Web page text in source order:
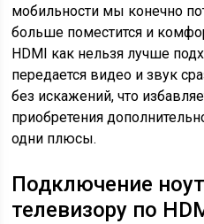
мобильности мы конечно
больше поместится и
HDMI как нельзя лучше
передается видео и звук
без искажений, что
приобретения
одни плюсы.
Подключение
телевизору по